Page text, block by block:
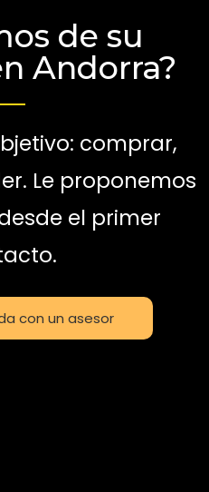
de su
Andorra?
comprar,
Le proponemos
el primer
con un asesor